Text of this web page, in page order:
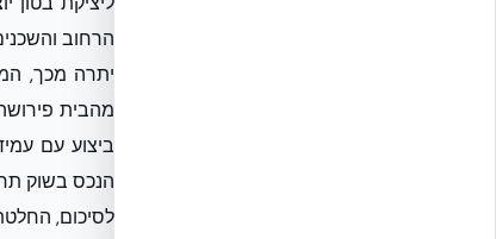
הרחוב
יתרה מכך,
מהבית
הנכס בשוק
לסיכום,